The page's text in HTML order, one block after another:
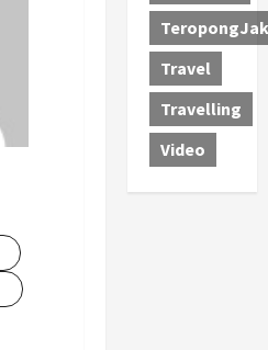
Travel
Travelling
Video